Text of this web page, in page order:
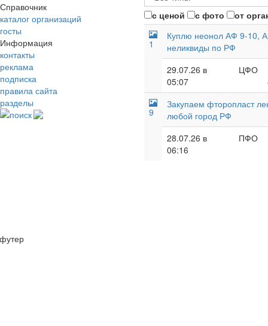
Справочник
каталог организаций
госты
Информация
контакты
реклама
подписка
правила сайта
разделы
поиск
с ценой с фото от
1
Куплю неонол АФ 9-10,
неликвиды по РФ
29.07.26 в
05:07
ЦФО
9
Закупаем фторопласт
любой город РФ
28.07.26 в
06:16
ПФО
футер